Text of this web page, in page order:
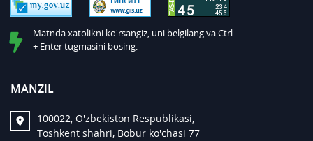
Matnda xatolikni ko'rsangiz, uni belgilang va Ctrl
+ Enter tugmasini bosing.
MANZIL
100022, O'zbekiston Respublikasi,
Toshkent shahri, Bobur ko'chasi 77